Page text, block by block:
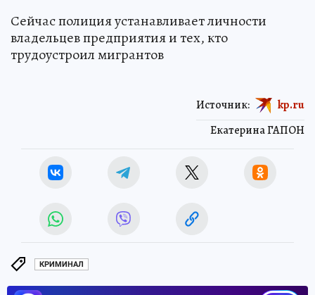
Сейчас полиция устанавливает личности
владельцев предприятия и тех, кто
трудоустроил мигрантов
Екатерина ГАПОН
Источник: kp.ru
КРИМИНАЛ